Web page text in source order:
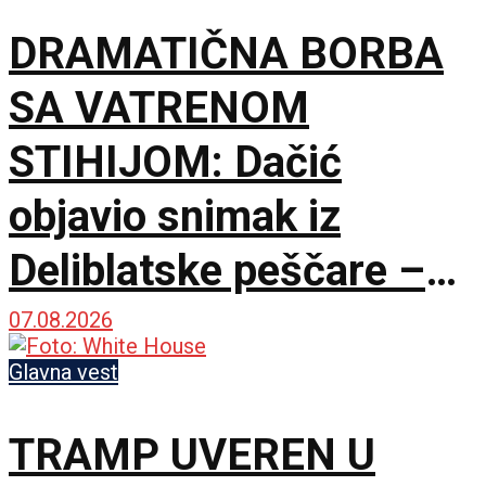
DRAMATIČNA BORBA
SA VATRENOM
STIHIJOM: Dačić
objavio snimak iz
Deliblatske peščare –
ubačena i tri helikoptera
07.08.2026
Glavna vest
TRAMP UVEREN U